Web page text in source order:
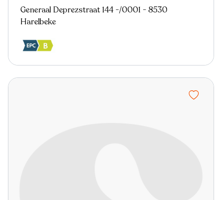
Generaal Deprezstraat 144 -/0001 - 8530
Harelbeke